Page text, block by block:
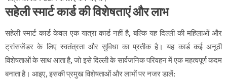
सहेली स्मार्ट कार्ड की विशेषताएं और लाभ
सहेली स्मार्ट कार्ड केवल एक यात्रा कार्ड नहीं है, बल्कि यह दिल्ली की महिलाओं और
ट्रांसजेंडर के लिए स्वतंत्रता और सुविधा का प्रतीक है। यह कार्ड कई अनूठी
विशेषताओं के साथ आता है, जो इसे दिल्ली के सार्वजनिक परिवहन में एक महत्वपूर्ण कदम
बनाता है। आइए, इसकी प्रमुख विशेषताओं और लाभों पर नजर डालें: